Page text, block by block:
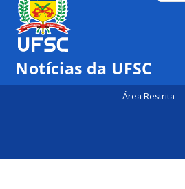
Notícias da UFSC
Área Restrita